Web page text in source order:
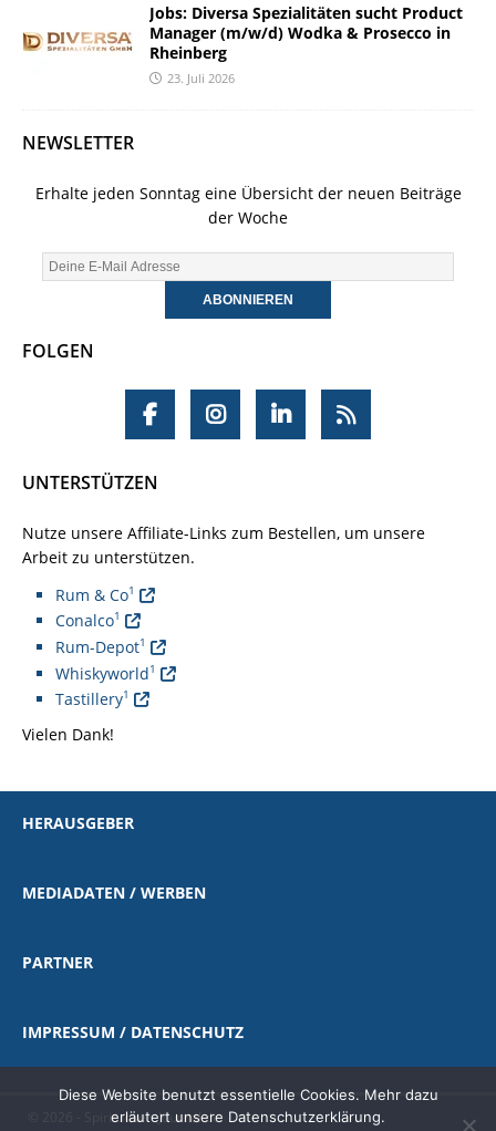
Jobs: Diversa Spezialitäten sucht Product
Manager (m/w/d) Wodka & Prosecco in
Rheinberg
23. Juli 2026
NEWSLETTER
Erhalte jeden Sonntag eine Übersicht der neuen Beiträge
der Woche
FOLGEN
UNTERSTÜTZEN
Nutze unsere Affiliate-Links zum Bestellen, um unsere
Arbeit zu unterstützen.
Rum & Co1
Conalco1
Rum-Depot1
Whiskyworld1
Tastillery1
Vielen Dank!
HERAUSGEBER
MEDIADATEN / WERBEN
PARTNER
IMPRESSUM / DATENSCHUTZ
© 2026 - Spirituosen-Journal.de
Diese Website benutzt essentielle Cookies. Mehr dazu
erläutert unsere Datenschutzerklärung.